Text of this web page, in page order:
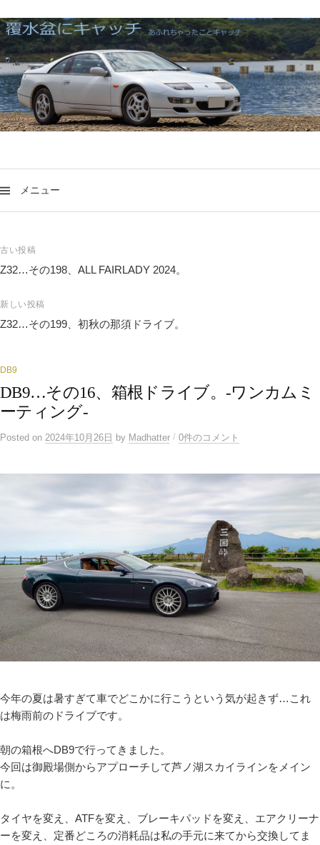
メニュー
投
稿
ゲ
ー
ン
古い投稿
Z32…その198、ALL FAIRLADY 2024。
新しい投稿
Z32…その199、初秋の那須ドライブ。
DB9
DB9…その16、箱根ドライブ。-ワンカムミ
ーティング-
Posted on 2024年10月26日 by Madhatter / 0件のコメント
今年の夏は暑すぎて車でどこかに行こうという気が起きず…これ
は梅雨前のドライブです。
朝の箱根へDB9で行ってきました。
今回は御殿場側からアプローチして芦ノ湖スカイラインをメイン
に。
タイヤを変え、ATFを変え、ブレーキパッドを変え、エアクリーナ
ーを変え、定番どころの消耗品は私の手元に来てから交換してま